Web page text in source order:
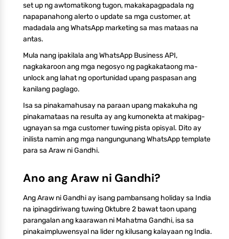
set up ng awtomatikong tugon, makakapagpadala ng
napapanahong alerto o update sa mga customer, at
madadala ang WhatsApp marketing sa mas mataas na
antas.
Mula nang ipakilala ang WhatsApp Business API,
nagkakaroon ang mga negosyo ng pagkakataong ma-
unlock ang lahat ng oportunidad upang paspasan ang
kanilang paglago.
Isa sa pinakamahusay na paraan upang makakuha ng
pinakamataas na resulta ay ang kumonekta at makipag-
ugnayan sa mga customer tuwing pista opisyal. Dito ay
inilista namin ang mga nangungunang WhatsApp template
para sa Araw ni Gandhi.
Ano ang Araw ni Gandhi?
Ang Araw ni Gandhi ay isang pambansang holiday sa India
na ipinagdiriwang tuwing Oktubre 2 bawat taon upang
parangalan ang kaarawan ni Mahatma Gandhi, isa sa
pinakaimpluwensyal na lider ng kilusang kalayaan ng India.